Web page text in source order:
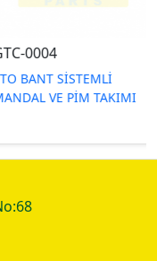
0004
BANT SİSTEMLİ
VE PİM TAKIMI